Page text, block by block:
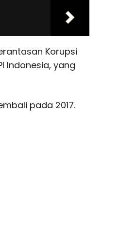
Korupsi
Indonesia, yang
pada 2017.